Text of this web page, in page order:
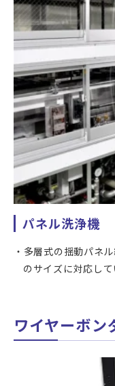
ブラシ洗浄(2種類)、2
エアナイフにより乾燥
カバーガラス、実装
行うことができます。
最大500x1,000mmの
品も洗浄することが
パネル洗浄機
多層式の揺動パネ
のサイズに対応して
ワイヤーボン